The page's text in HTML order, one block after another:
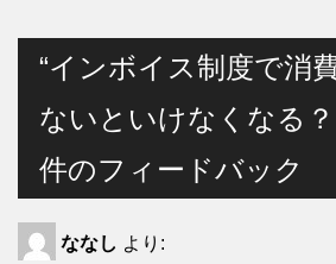
“インボイス制度で消
ないといけなくなる
件のフィードバック
ななし より: